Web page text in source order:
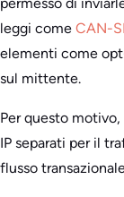
leggi come CAN-
elementi come
sul mittente.
Per questo
IP separati per il
flusso